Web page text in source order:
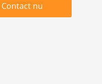
Contact nu